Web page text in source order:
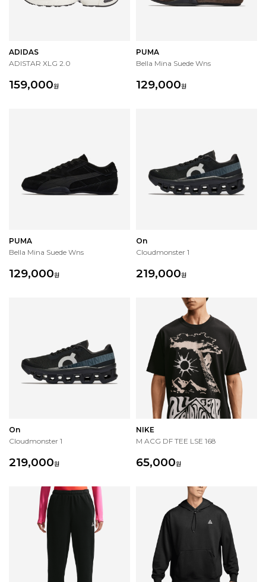
ADIDAS
ADISTAR XLG 2.0
159,000원
PUMA
Bella Mina Suede Wns
129,000원
PUMA
Bella Mina Suede Wns
129,000원
On
Cloudmonster 1
219,000원
On
Cloudmonster 1
219,000원
NIKE
M ACG DF TEE LSE 168
65,000원